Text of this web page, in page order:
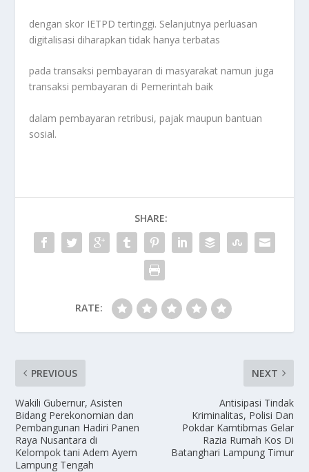
dengan skor IETPD tertinggi. Selanjutnya perluasan
digitalisasi diharapkan tidak hanya terbatas
pada transaksi pembayaran di masyarakat namun juga
transaksi pembayaran di Pemerintah baik
dalam pembayaran retribusi, pajak maupun bantuan
sosial.
SHARE:
RATE:
PREVIOUS
Wakili Gubernur, Asisten
Bidang Perekonomian dan
Pembangunan Hadiri Panen
Raya Nusantara di
Kelompok tani Adem Ayem
Lampung Tengah
NEXT
Antisipasi Tindak
Kriminalitas, Polisi Dan
Pokdar Kamtibmas Gelar
Razia Rumah Kos Di
Batanghari Lampung Timur